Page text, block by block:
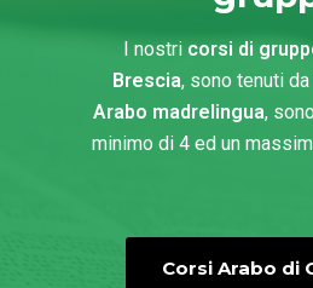
I nostri corsi di
Brescia, sono tenuti da
Arabo madrelingua,
minimo di 4 ed un
Corsi Arabo di